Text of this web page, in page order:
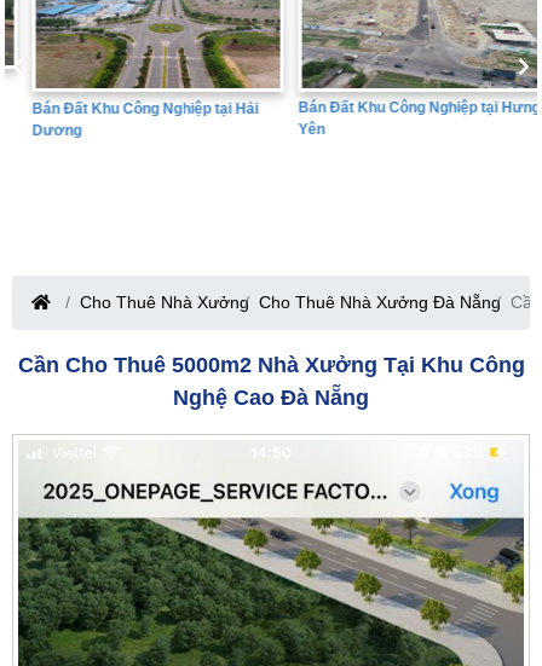
Bán Đất Khu Công Nghiệp tại Hải
Dương
Bán Đất Khu Công Nghiệp tại Hưng
Yên
Cho Thuê Nhà Xưởng Cho Thuê Nhà Xưởng Đà Nẵng
Cần Cho Thuê 5000m2 Nhà Xưởng Tại Khu Công
Nghệ Cao Đà Nẵng